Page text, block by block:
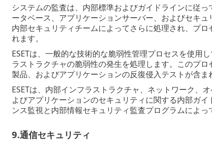
システムの監査は、内部標準およびガイドラインに従
ータベース、アプリケーションサーバー、およびセキ
内部セキュリティチームによってさらに処理され、プ
れます。
ESETは、一般的な技術的な脆弱性管理プロセスを使用
ラストラクチャの脆弱性の発生を処理します。このプ
製品、およびアプリケーションの反復侵入テストが含ま
ESETは、内部インフラストラクチャ、ネットワーク、
よびアプリケーションのセキュリティに関する内部ガ
ンス監視と内部情報セキュリティ監査プログラムによっ
9.通信セキュリティ